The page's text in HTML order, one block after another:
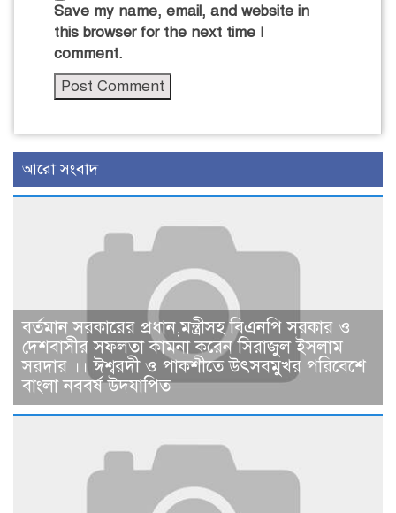
Save my name, email, and website in
this browser for the next time I
comment.
আরো সংবাদ
বর্তমান সরকারের প্রধান,মন্ত্রীসহ বিএনপি সরকার ও
দেশবাসীর সফলতা কামনা করেন সিরাজুল ইসলাম
সরদার ।। ঈশ্বরদী ও পাকশীতে উৎসবমুখর পরিবেশে
বাংলা নববর্ষ উদযাপিত